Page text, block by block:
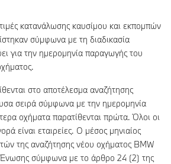
κατανάλωσης καυσίμου και εκπομπών
σύμφωνα με τη διαδικασία
για την ημερομηνία παραγωγής του
στο αποτέλεσμα αναζήτησης
σειρά σύμφωνα με την ημερομηνία
οχήματα παρατίθενται πρώτα. Όλοι οι
είναι εταιρείες. Ο μέσος μηνιαίος
της αναζήτησης νέου οχήματος BMW
Ένωσης σύμφωνα με το άρθρο 24 (2) της